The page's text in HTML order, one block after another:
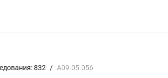
832 / A09.05.056